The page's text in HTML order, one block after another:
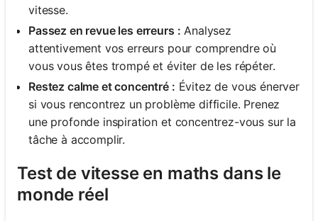
vitesse.
Passez en revue les erreurs : Analysez
attentivement vos erreurs pour comprendre où
vous vous êtes trompé et éviter de les répéter.
Restez calme et concentré : Évitez de vous énerver
si vous rencontrez un problème difficile. Prenez
une profonde inspiration et concentrez-vous sur la
tâche à accomplir.
Test de vitesse en maths dans le
monde réel